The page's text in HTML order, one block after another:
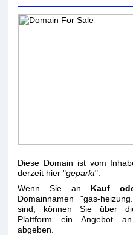
Diese Domain ist vom
derzeit hier "geparkt".
Wenn Sie an Kauf
Domainnamen "gas-
sind, können Sie über
Plattform ein Angebot
abgeben.